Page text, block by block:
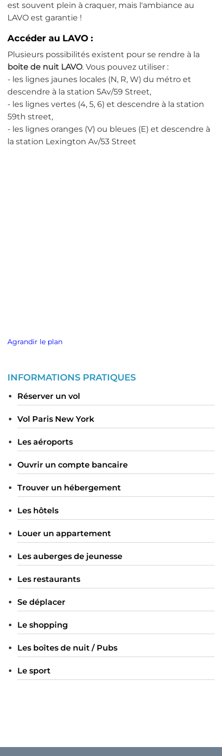
est souvent plein à craquer, mais l'ambiance au
LAVO est garantie !
Accéder au LAVO :
Plusieurs possibilités existent pour se rendre à la
boite de nuit LAVO. Vous pouvez utiliser :
- les lignes jaunes locales (N, R, W) du métro et
descendre à la station 5Av/59 Street,
- les lignes vertes (4, 5, 6) et descendre à la station
59th street,
- les lignes oranges (V) ou bleues (E) et descendre à
la station Lexington Av/53 Street
Agrandir le plan
INFORMATIONS PRATIQUES
Réserver un vol
Vol Paris New York
Les aéroports
Ouvrir un compte bancaire
Trouver un hébergement
Les hôtels
Louer un appartement
Les auberges de jeunesse
Les restaurants
Se déplacer
Le shopping
Les boîtes de nuit / Pubs
Le sport